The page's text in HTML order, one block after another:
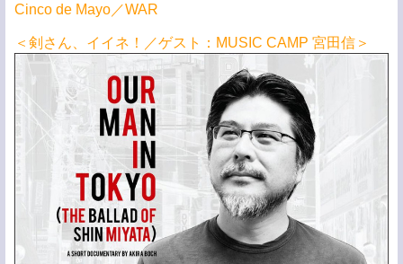
Cinco de Mayo／WAR
＜剣さん、イイネ！／ゲスト：MUSIC CAMP 宮田信＞